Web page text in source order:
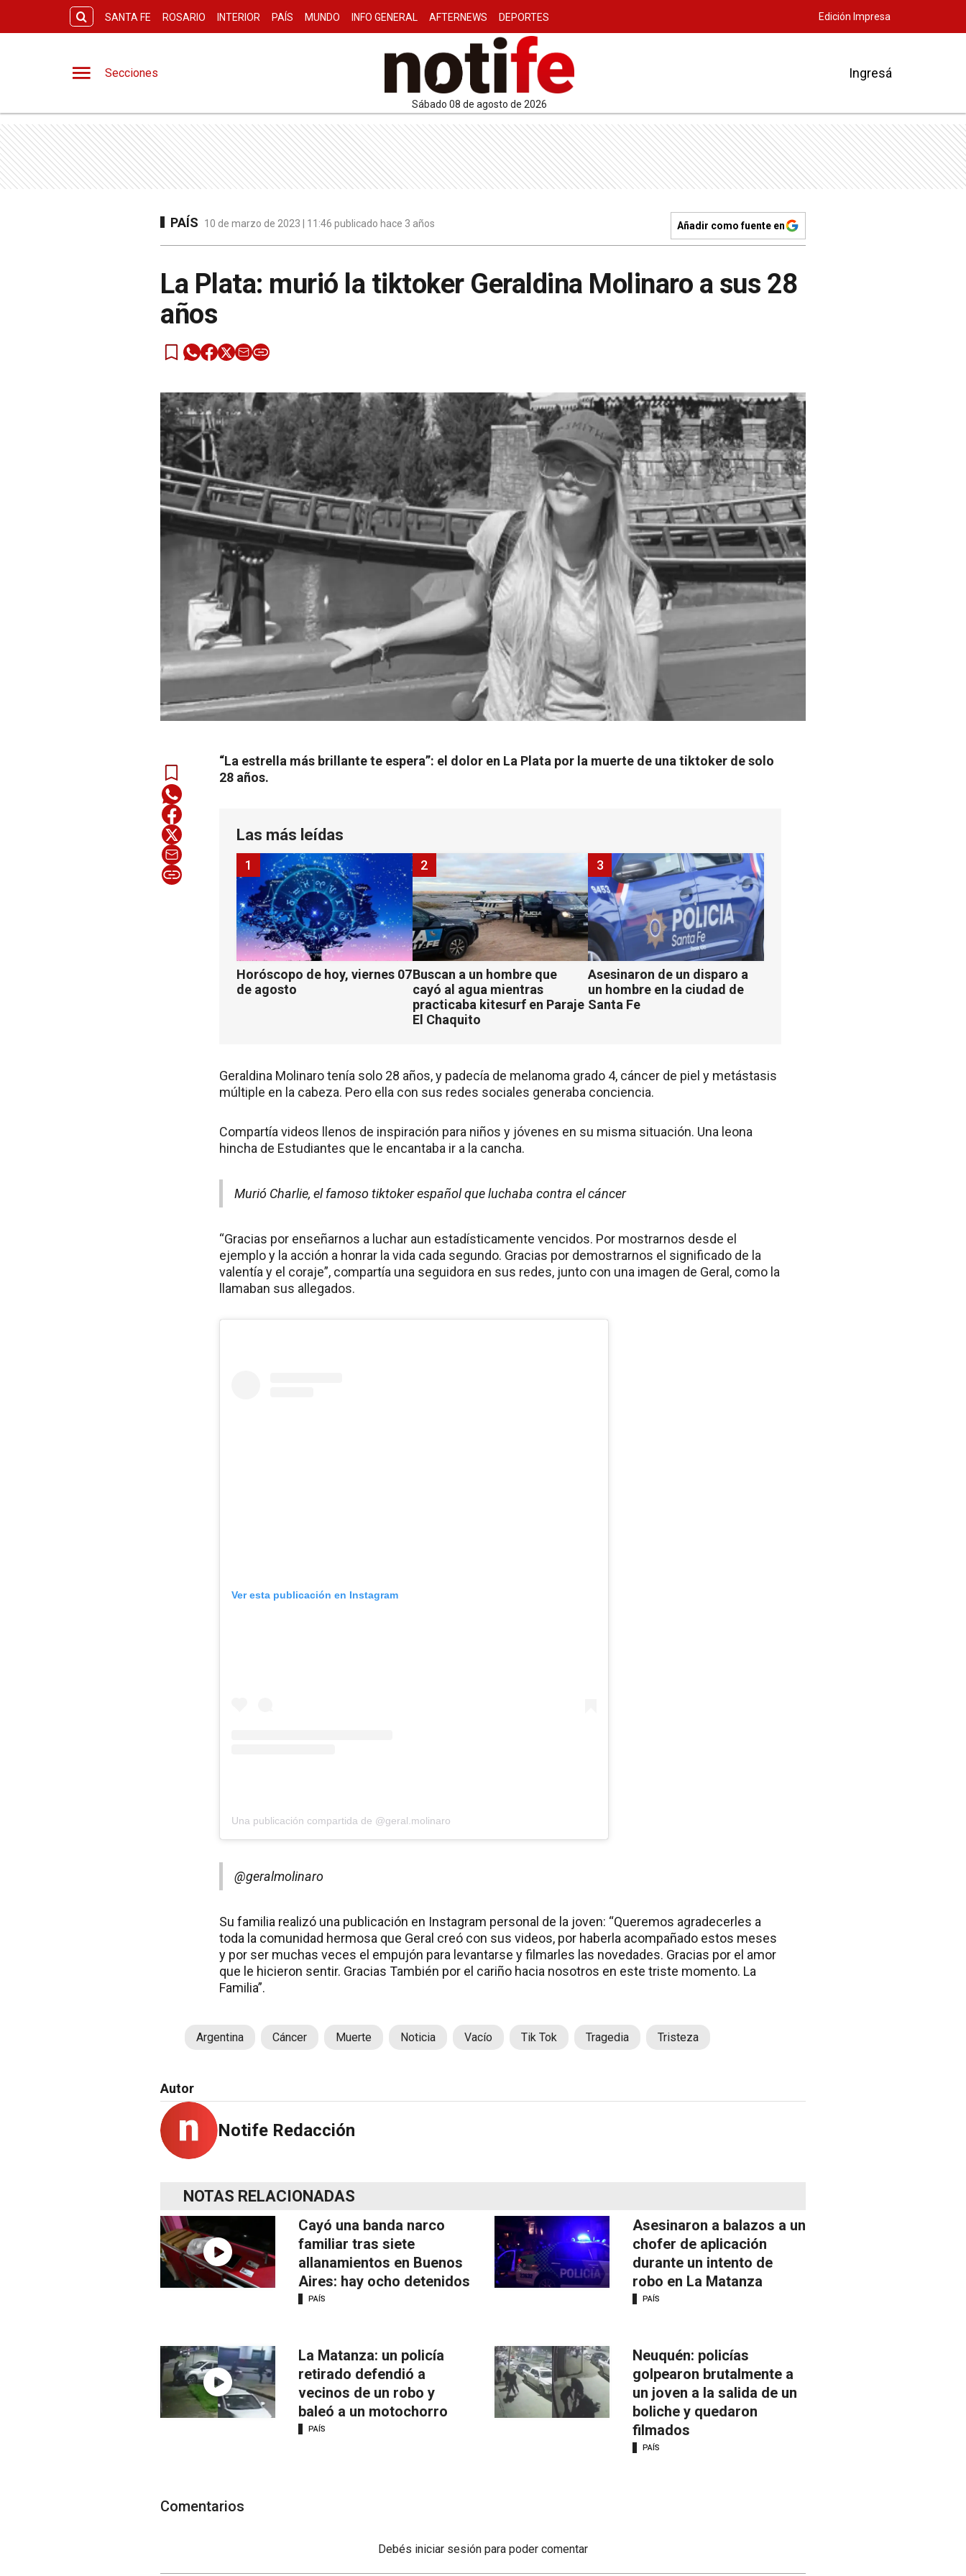
SANTA FE ROSARIO INTERIOR PAÍS MUNDO INFO GENERAL AFTERNEWS DEPORTES Edición Impresa
Secciones
sábado 08 de agosto de 2026
Ingresá
PAÍS 10 de marzo de 2023 | 11:46 publicado hace 3 años Añadir como fuente en
La Plata: murió la tiktoker Geraldina Molinaro a sus 28
años
“La estrella más brillante te espera”: el dolor en La Plata por la muerte de una tiktoker de solo
28 años.
Las más leídas
Horóscopo de hoy, viernes 07
de agosto
1
Buscan a un hombre que
cayó al agua mientras
practicaba kitesurf en Paraje
El Chaquito
2
Asesinaron de un disparo a
un hombre en la ciudad de
Santa Fe
3
Geraldina Molinaro tenía solo 28 años, y padecía de melanoma grado 4, cáncer de piel y metástasis
múltiple en la cabeza. Pero ella con sus redes sociales generaba conciencia.
Compartía videos llenos de inspiración para niños y jóvenes en su misma situación. Una leona
hincha de Estudiantes que le encantaba ir a la cancha.
Murió Charlie, el famoso tiktoker español que luchaba contra el cáncer
“Gracias por enseñarnos a luchar aun estadísticamente vencidos. Por mostrarnos desde el
ejemplo y la acción a honrar la vida cada segundo. Gracias por demostrarnos el significado de la
valentía y el coraje”, compartía una seguidora en sus redes, junto con una imagen de Geral, como la
llamaban sus allegados.
Ver esta publicación en Instagram
Una publicación compartida de @geral.molinaro
@geralmolinaro
Su familia realizó una publicación en Instagram personal de la joven: “Queremos agradecerles a
toda la comunidad hermosa que Geral creó con sus videos, por haberla acompañado estos meses
y por ser muchas veces el empujón para levantarse y filmarles las novedades. Gracias por el amor
que le hicieron sentir. Gracias También por el cariño hacia nosotros en este triste momento. La
Familia”.
Argentina Cáncer Muerte Noticia Vacío Tik Tok Tragedia Tristeza
Autor
Notife Redacción
NOTAS RELACIONADAS
Cayó una banda narco
familiar tras siete
allanamientos en Buenos
Aires: hay ocho detenidos
PAÍS
Asesinaron a balazos a un
chofer de aplicación
durante un intento de
robo en La Matanza
PAÍS
La Matanza: un policía
retirado defendió a
vecinos de un robo y
baleó a un motochorro
PAÍS
Neuquén: policías
golpearon brutalmente a
un joven a la salida de un
boliche y quedaron
filmados
PAÍS
Comentarios
Debés iniciar sesión para poder comentar